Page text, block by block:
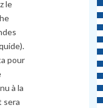
le
pour
à la
sera